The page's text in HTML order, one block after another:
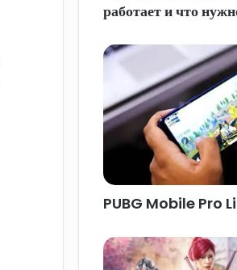
работает и что
PUBG Mobile Pro